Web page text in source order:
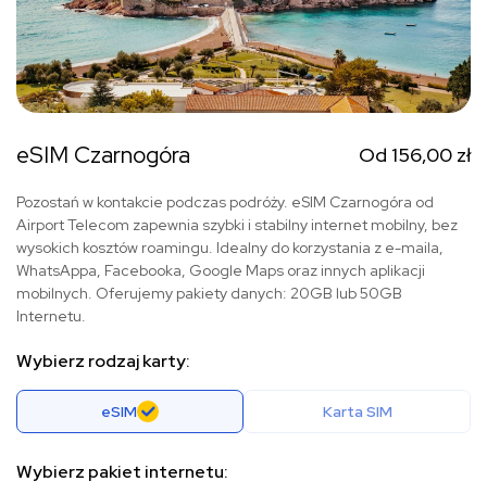
eSIM Czarnogóra Od 156,00 zł
Pozostań w kontakcie podczas podróży. eSIM Czarnogóra od
Airport Telecom zapewnia szybki i stabilny internet mobilny, bez
wysokich kosztów roamingu. Idealny do korzystania z e-maila,
WhatsAppa, Facebooka, Google Maps oraz innych aplikacji
mobilnych. Oferujemy pakiety danych: 20GB lub 50GB
Internetu.
Wybierz rodzaj karty:
eSIM Karta SIM
Wybierz pakiet internetu: